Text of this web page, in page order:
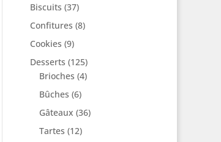
Biscuits (37)
Confitures (8)
Cookies (9)
Desserts (125)
Brioches (4)
Bûches (6)
Gâteaux (36)
Tartes (12)